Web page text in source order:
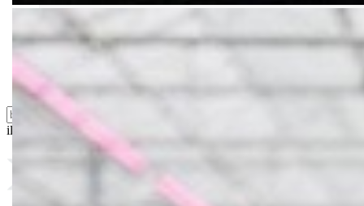
Sredstva za ishranu biljaka
Sredstva za zaštitu biljaka
Supstrati
ili probajte naprednu: